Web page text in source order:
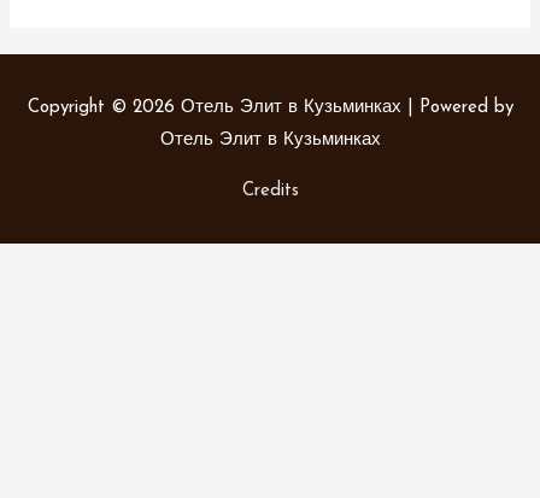
Copyright © 2026 Отель Элит в Кузьминках | Powered by
Отель Элит в Кузьминках
Credits